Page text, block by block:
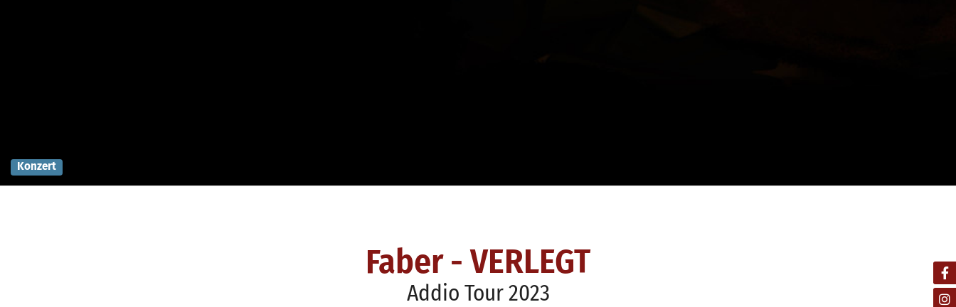
Konzert
Faber - VERLEGT
Addio Tour 2023